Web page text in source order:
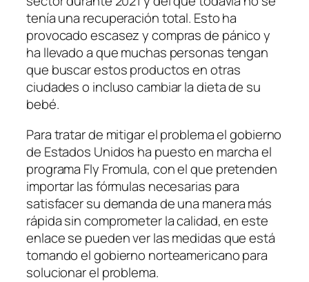
tenía una recuperación total. Esto ha
provocado escasez y compras de pánico y
ha llevado a que muchas personas tengan
que buscar estos productos en otras
ciudades o incluso cambiar la dieta de su
bebé.
Para tratar de mitigar el problema el gobierno
de Estados Unidos ha puesto en marcha el
programa Fly Fromula, con el que pretenden
importar las fórmulas necesarias para
satisfacer su demanda de una manera más
rápida sin comprometer la calidad, en este
enlace se pueden ver las medidas que está
tomando el gobierno norteamericano para
solucionar el problema.